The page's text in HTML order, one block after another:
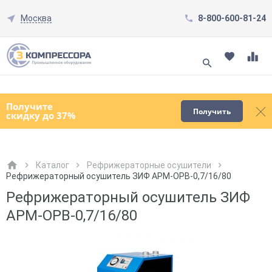
Москва 8-800-600-81-24
Получите
скидку до 37% Получить
Смотреть все товары
Каталог
Рефрижераторные осушители
Рефрижераторный осушитель ЗИФ АРМ-ОРВ-0,7/16/80
Рефрижераторный осушитель ЗИФ
АРМ-ОРВ-0,7/16/80
Как к Вам обращаться?
Как к Вам обращаться?
Как к Вам обращаться?